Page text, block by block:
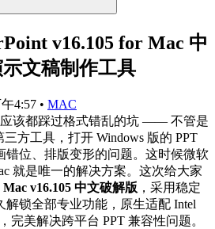
v16.105 for Mac 中
文稿制作工具
4:57 • MAC
应该都踩过格式错乱的坑 —— 不管是
方工具，打开 Windows 版的 PPT
错位、排版变形的问题。这时候微软
就是唯一的解决方案。这次给大家
v16.105 中文破解版 ，采用稳定
解锁全部专业功能，原生适配 Intel
完美解决跨平台 PPT 兼容性问题。